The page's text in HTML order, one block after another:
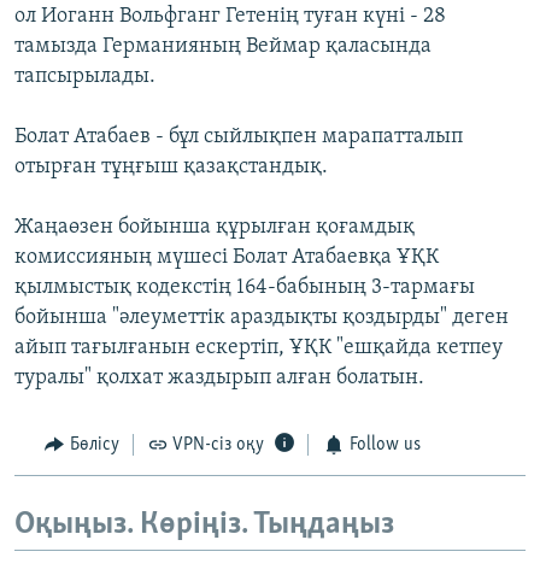
ол Иоганн Вольфганг Гетенің туған күні - 28
тамызда Германияның Веймар қаласында
тапсырылады.
Болат Атабаев - бұл сыйлықпен марапатталып
отырған тұңғыш қазақстандық.
Жаңаөзен бойынша құрылған қоғамдық
комиссияның мүшесі Болат Атабаевқа ҰҚК
қылмыстық кодекстің 164-бабының 3-тармағы
бойынша "әлеуметтік араздықты қоздырды" деген
айып тағылғанын ескертіп, ҰҚК "ешқайда кетпеу
туралы" қолхат жаздырып алған болатын.
Бөлісу VPN-сіз оқу Follow us
Оқыңыз. Көріңіз. Тыңдаңыз